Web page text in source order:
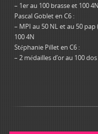
– 1er au 100 brasse et 100
Pascal Goblet en C6 :
– MPI au 50 NL et au 50 pap
100 4N
Stéphanie Pillet en C6 :
– 2 médailles d’or au 100